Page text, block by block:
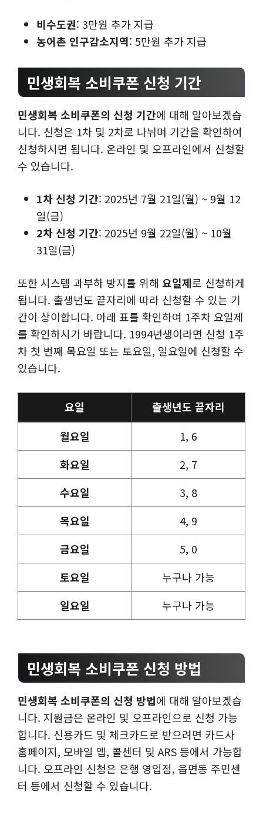
비수도권: 3만원 추가 지급
농어촌 인구감소지역: 5만원 추가 지급
민생회복 소비쿠폰 신청 기간
민생회복 소비쿠폰의 신청 기간에 대해 알아보겠습
니다. 신청은 1차 및 2차로 나뉘며 기간을 확인하여
신청하시면 됩니다. 온라인 및 오프라인에서 신청할
수 있습니다.
1차 신청 기간: 2025년 7월 21일(월) ~ 9월 12
일(금)
2차 신청 기간: 2025년 9월 22일(월) ~ 10월
31일(금)
또한 시스템 과부하 방지를 위해 요일제로 신청하게
됩니다. 출생년도 끝자리에 따라 신청할 수 있는 기
간이 상이합니다. 아래 표를 확인하여 1주차 요일제
를 확인하시기 바랍니다. 1994년생이라면 신청 1주
차 첫 번째 목요일 또는 토요일, 일요일에 신청할 수
있습니다.
요일
출생년도 끝자리
월요일
1, 6
화요일
2, 7
수요일
3, 8
목요일
4, 9
금요일
5, 0
토요일
누구나 가능
일요일
누구나 가능
민생회복 소비쿠폰 신청 방법
민생회복 소비쿠폰의 신청 방법에 대해 알아보겠습
니다. 지원금은 온라인 및 오프라인으로 신청 가능
합니다. 신용카드 및 체크카드로 받으려면 카드사
홈페이지, 모바일 앱, 콜센터 및 ARS 등에서 가능합
니다. 오프라인 신청은 은행 영업점, 읍면동 주민센
터 등에서 신청할 수 있습니다.